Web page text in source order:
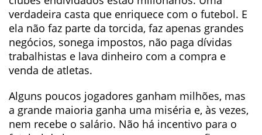
verdadeira casta que enriquece com o futebol. E
ela não faz parte da torcida, faz apenas grandes
negócios, sonega impostos, não paga dívidas
trabalhistas e lava dinheiro com a compra e
venda de atletas.
Alguns poucos jogadores ganham milhões, mas
a grande maioria ganha uma miséria e, às vezes,
nem recebe o salário. Não há incentivo para o